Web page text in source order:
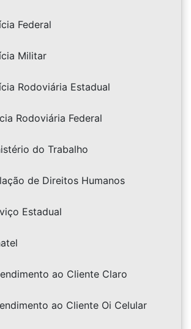
Federal
Militar
Rodoviária Estadual
Rodoviária Federal
do Trabalho
de Direitos Humanos
Estadual
ao Cliente Claro
ao Cliente Oi Celular